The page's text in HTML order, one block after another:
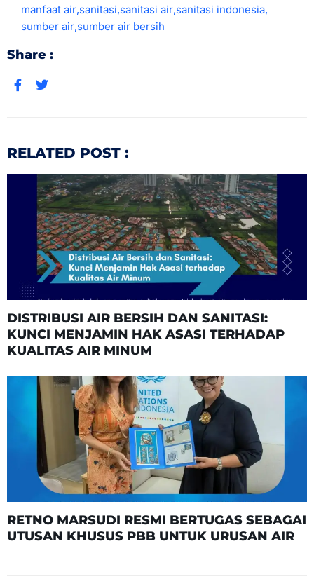
manfaat air,sanitasi,sanitasi air,sanitasi indonesia,
sumber air,sumber air bersih
Share :
RELATED POST :
DISTRIBUSI AIR BERSIH DAN SANITASI:
KUNCI MENJAMIN HAK ASASI TERHADAP
KUALITAS AIR MINUM
RETNO MARSUDI RESMI BERTUGAS SEBAGAI
UTUSAN KHUSUS PBB UNTUK URUSAN AIR